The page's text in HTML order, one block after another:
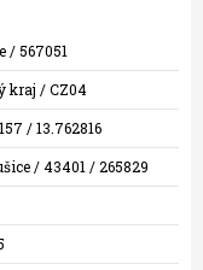
/ 567051
kraj / CZ04
/ 13.762816
/ 43401 / 265829